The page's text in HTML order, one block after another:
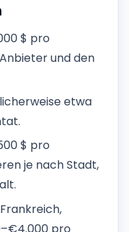
$ pro
und den
etwa
$ pro
je nach Stadt,
pro